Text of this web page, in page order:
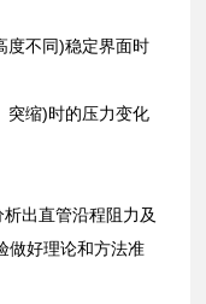
度不同)稳定界面时
突缩)时的压力变化
出直管沿程阻力及
做好理论和方法准